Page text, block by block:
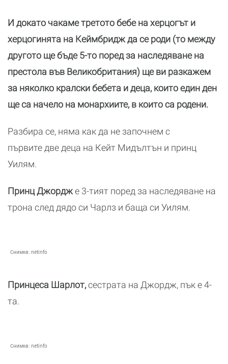
И докато чакаме третото бебе на херцогът и
херцогинята на Кеймбридж да се роди (то между
другото ще бъде 5-то поред за наследяване на
престола във Великобритания) ще ви разкажем
за няколко кралски бебета и деца, които един ден
ще са начело на монархиите, в които са родени.
Разбира се, няма как да не започнем с
първите две деца на Кейт Мидълтън и принц
Уилям.
Принц Джордже 3-тият поред за наследяване на
трона след дядо си Чарлз и баща си Уилям.
Снимка: netinfo
Принцеса Шарлот,сестрата на Джордж, пък е 4-
та.
Снимка: netinfo